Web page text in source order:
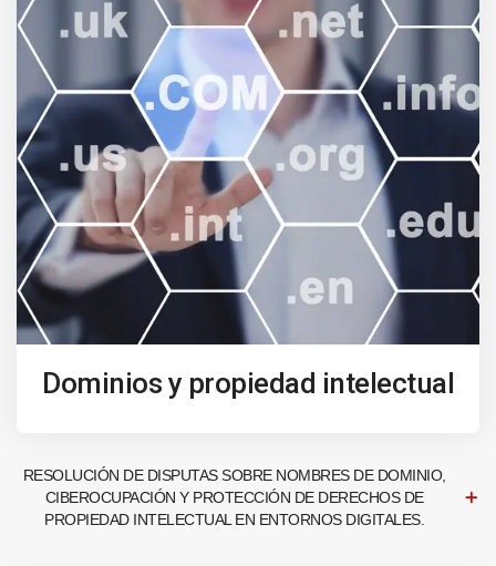
Dominios y propiedad intelectual
RESOLUCIÓN DE DISPUTAS SOBRE NOMBRES DE DOMINIO,
CIBEROCUPACIÓN Y PROTECCIÓN DE DERECHOS DE
PROPIEDAD INTELECTUAL EN ENTORNOS DIGITALES.